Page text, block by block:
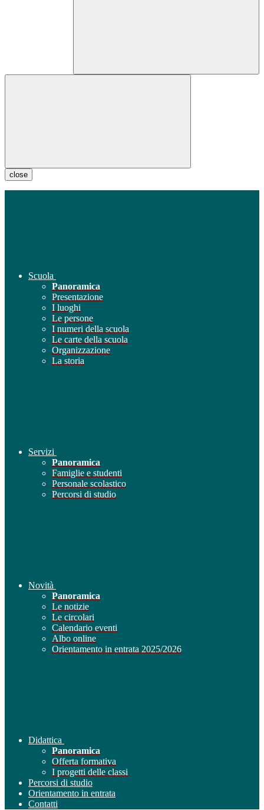
close
Scuola
Panoramica
Presentazione
I luoghi
Le persone
I numeri della scuola
Le carte della scuola
Organizzazione
La storia
Servizi
Panoramica
Famiglie e studenti
Personale scolastico
Percorsi di studio
Novità
Panoramica
Le notizie
Le circolari
Calendario eventi
Albo online
Orientamento in entrata 2025/2026
Didattica
Panoramica
Offerta formativa
I progetti delle classi
Percorsi di studio
Orientamento in entrata
Contatti